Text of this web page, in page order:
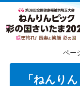
ペー
「ねんり